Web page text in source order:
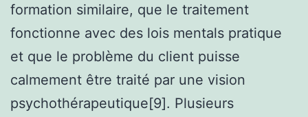
formation similaire, que le traitement
fonctionne avec des lois mentals pratique
et que le problème du client puisse
calmement être traité par une vision
psychothérapeutique[9]. Plusieurs